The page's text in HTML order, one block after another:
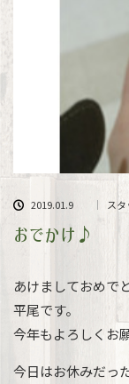
2019.01.9 ス
おでかけ♪
あけましておめで
平尾です。
今年もよろしくお
今日はお休みだっ